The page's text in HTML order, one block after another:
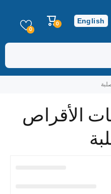
English
عربة
التسوق
0
عناصر
0
الأقراص